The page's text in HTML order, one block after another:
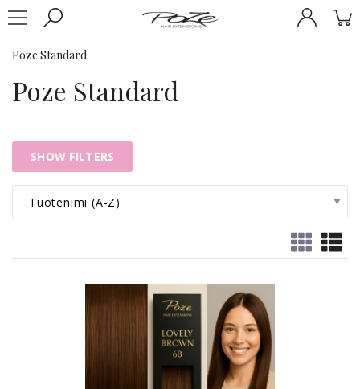
Poze Standard
Poze Standard
SHOW FILTERS